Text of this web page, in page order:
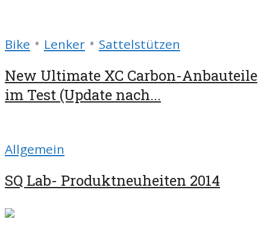
Bike • Lenker • Sattelstützen
New Ultimate XC Carbon-Anbauteile
im Test (Update nach...
Allgemein
SQ Lab- Produktneuheiten 2014